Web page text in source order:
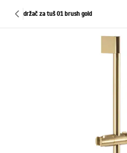
držač za tuš 01 brush gold